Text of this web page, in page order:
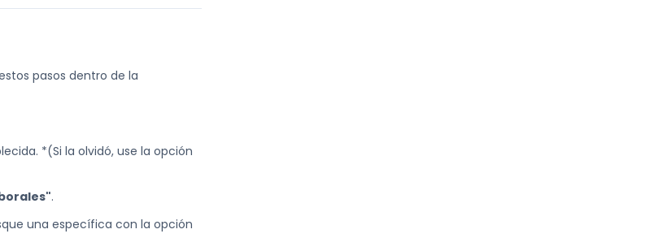
pasos dentro de la
*(Si la olvidó, use la opción
.
una específica con la opción